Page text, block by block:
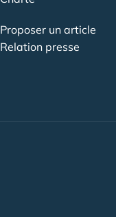
Proposer un article
Relation presse